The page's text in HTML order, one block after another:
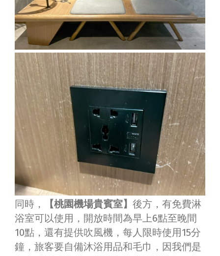
同時， 【桃園機場貴賓室】 後方，有免費淋
浴室可以使用，開放時間為早上6點至晚間
10點，還有提供吹風機，每人限時使用15分
鐘，旅客要自備沐浴用品和毛巾，因我們是